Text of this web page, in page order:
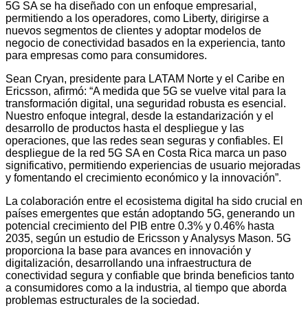
5G SA se ha diseñado con un enfoque empresarial,
permitiendo a los operadores, como Liberty, dirigirse a
nuevos segmentos de clientes y adoptar modelos de
negocio de conectividad basados en la experiencia, tanto
para empresas como para consumidores.
Sean Cryan, presidente para LATAM Norte y el Caribe en
Ericsson, afirmó: “A medida que 5G se vuelve vital para la
transformación digital, una seguridad robusta es esencial.
Nuestro enfoque integral, desde la estandarización y el
desarrollo de productos hasta el despliegue y las
operaciones, que las redes sean seguras y confiables. El
despliegue de la red 5G SA en Costa Rica marca un paso
significativo, permitiendo experiencias de usuario mejoradas
y fomentando el crecimiento económico y la innovación”.
La colaboración entre el ecosistema digital ha sido crucial en
países emergentes que están adoptando 5G, generando un
potencial crecimiento del PIB entre 0.3% y 0.46% hasta
2035, según un estudio de Ericsson y Analysys Mason. 5G
proporciona la base para avances en innovación y
digitalización, desarrollando una infraestructura de
conectividad segura y confiable que brinda beneficios tanto
a consumidores como a la industria, al tiempo que aborda
problemas estructurales de la sociedad.